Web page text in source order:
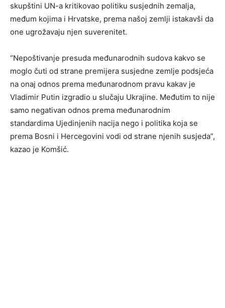
skupštini UN-a kritikovao politiku susjednih zemalja,
međum kojima i Hrvatske, prema našoj zemlji istakavši da
one ugrožavaju njen suverenitet.
“Nepoštivanje presuda međunarodnih sudova kakvo se
moglo čuti od strane premijera susjedne zemlje podsjeća
na onaj odnos prema međunarodnom pravu kakav je
Vladimir Putin izgradio u slučaju Ukrajine. Međutim to nije
samo negativan odnos prema međunarodnim
standardima Ujedinjenih nacija nego i politika koja se
prema Bosni i Hercegovini vodi od strane njenih susjeda”,
kazao je Komšić.